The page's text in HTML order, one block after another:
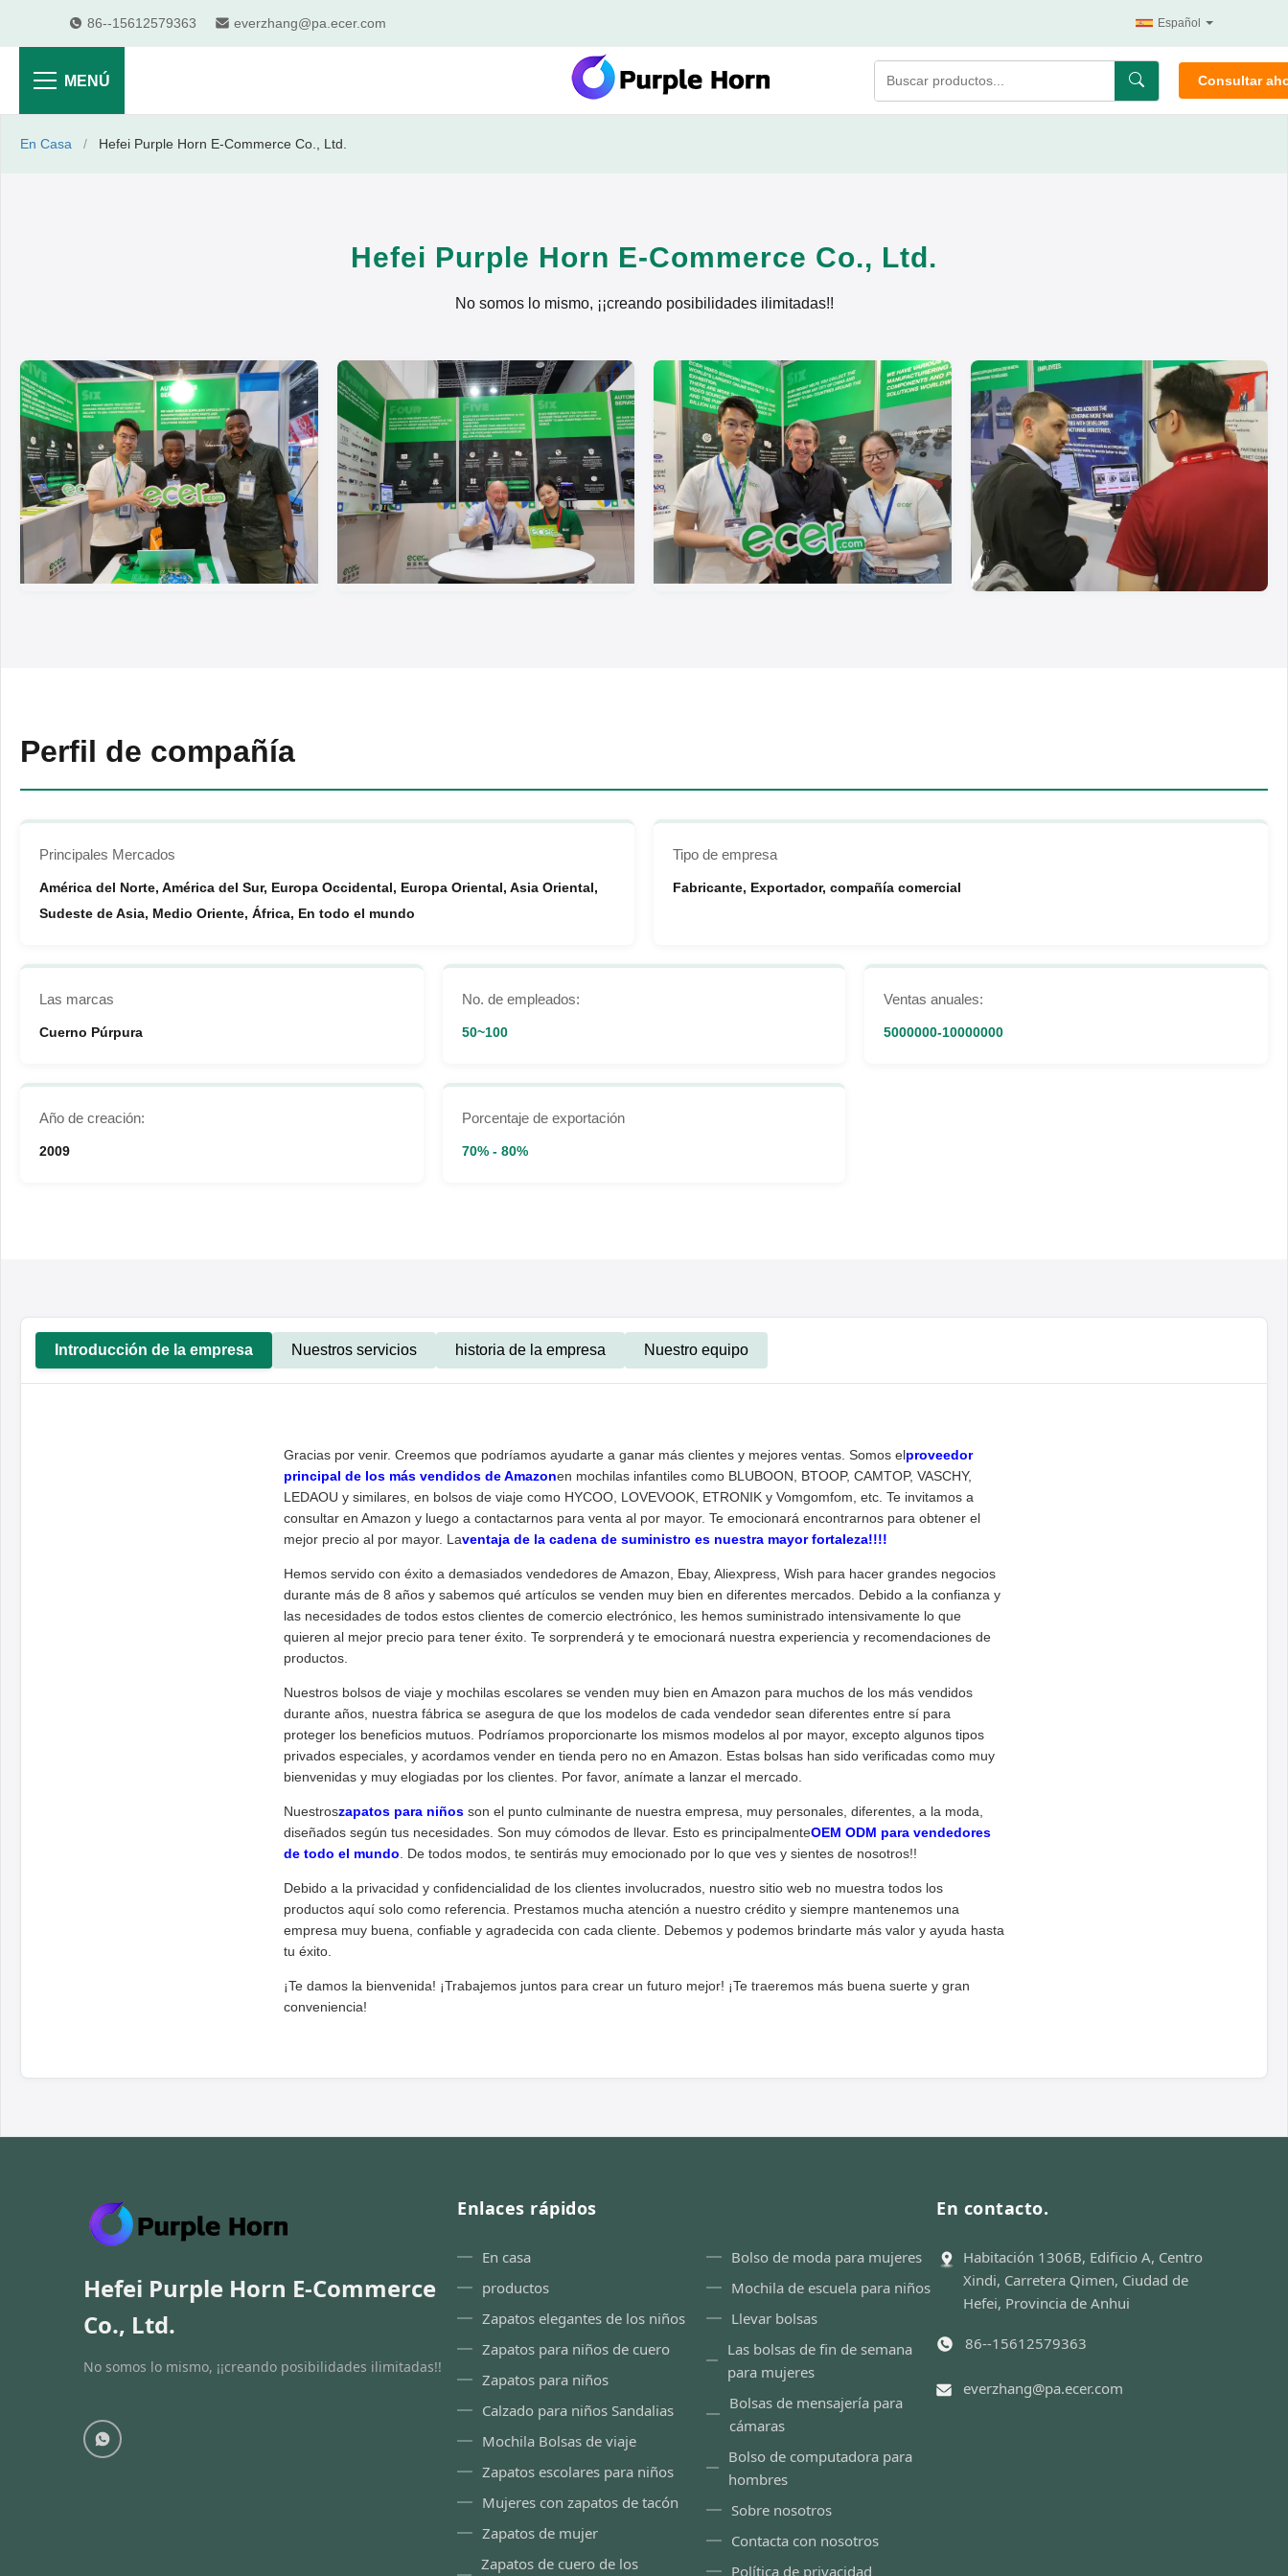
86--15612579363 everzhang@pa.ecer.com Español
MENÚ Consultar
En Casa / Hefei Purple Horn E-Commerce Co., Ltd.
Hefei Purple Horn E-Commerce Co., Ltd.
No somos lo mismo, ¡¡creando posibilidades ilimitadas!!
Perfil de compañía
Principales Mercados
América del Norte, América del Sur, Europa Occidental, Europa Oriental, Asia Oriental,
Sudeste de Asia, Medio Oriente, África, En todo el mundo
Tipo de empresa
Fabricante, Exportador, compañía comercial
Las marcas
Cuerno Púrpura
No. de empleados:
50~100
Ventas anuales:
5000000-10000000
Año de creación:
2009
Porcentaje de exportación
70% - 80%
Introducción de la empresa Nuestros servicios historia de la empresa Nuestro equipo
Gracias por venir. Creemos que podríamos ayudarte a ganar más clientes y mejores ventas. Somos elproveedor
principal de los más vendidos de Amazonen mochilas infantiles como BLUBOON, BTOOP, CAMTOP, VASCHY,
LEDAOU y similares, en bolsos de viaje como HYCOO, LOVEVOOK, ETRONIK y Vomgomfom, etc. Te invitamos a
consultar en Amazon y luego a contactarnos para venta al por mayor. Te emocionará encontrarnos para obtener el
mejor precio al por mayor. Laventaja de la cadena de suministro es nuestra mayor fortaleza!!!!
Hemos servido con éxito a demasiados vendedores de Amazon, Ebay, Aliexpress, Wish para hacer grandes negocios
durante más de 8 años y sabemos qué artículos se venden muy bien en diferentes mercados. Debido a la confianza y
las necesidades de todos estos clientes de comercio electrónico, les hemos suministrado intensivamente lo que
quieren al mejor precio para tener éxito. Te sorprenderá y te emocionará nuestra experiencia y recomendaciones de
productos.
Nuestros bolsos de viaje y mochilas escolares se venden muy bien en Amazon para muchos de los más vendidos
durante años, nuestra fábrica se asegura de que los modelos de cada vendedor sean diferentes entre sí para
proteger los beneficios mutuos. Podríamos proporcionarte los mismos modelos al por mayor, excepto algunos tipos
privados especiales, y acordamos vender en tienda pero no en Amazon. Estas bolsas han sido verificadas como muy
bienvenidas y muy elogiadas por los clientes. Por favor, anímate a lanzar el mercado.
Nuestroszapatos para niños son el punto culminante de nuestra empresa, muy personales, diferentes, a la moda,
diseñados según tus necesidades. Son muy cómodos de llevar. Esto es principalmenteOEM ODM para vendedores
de todo el mundo . De todos modos, te sentirás muy emocionado por lo que ves y sientes de nosotros!!
Debido a la privacidad y confidencialidad de los clientes involucrados, nuestro sitio web no muestra todos los
productos aquí solo como referencia. Prestamos mucha atención a nuestro crédito y siempre mantenemos una
empresa muy buena, confiable y agradecida con cada cliente. Debemos y podemos brindarte más valor y ayuda hasta
tu éxito.
¡Te damos la bienvenida! ¡Trabajemos juntos para crear un futuro mejor! ¡Te traeremos más buena suerte y gran
conveniencia!
Hefei Purple Horn E-Commerce
Co., Ltd.
No somos lo mismo, ¡¡creando posibilidades ilimitadas!!
Enlaces rápidos
En casa
productos
Zapatos elegantes de los niños
Zapatos para niños de cuero
Zapatos para niños
Calzado para niños Sandalias
Mochila Bolsas de viaje
Zapatos escolares para niños
Mujeres con zapatos de tacón
Zapatos de mujer
Zapatos de cuero de los
Bolso de moda para mujeres
Mochila de escuela para niños
Llevar bolsas
Las bolsas de fin de semana
para mujeres
Bolsas de mensajería para
cámaras
Bolso de computadora para
hombres
Sobre nosotros
Contacta con nosotros
Política de privacidad
En contacto.
Habitación 1306B, Edificio A, Centro
Xindi, Carretera Qimen, Ciudad de
Hefei, Provincia de Anhui
86--15612579363
everzhang@pa.ecer.com